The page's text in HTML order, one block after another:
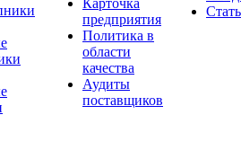
Карточка
предприятия
Политика в
области
качества
Аудиты
поставщиков